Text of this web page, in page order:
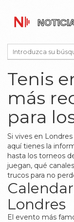
Tenis
más
para
Si vives en
aquí tienes la
hasta los torneos
juegan, qué
trucos para no
Londres
El evento más